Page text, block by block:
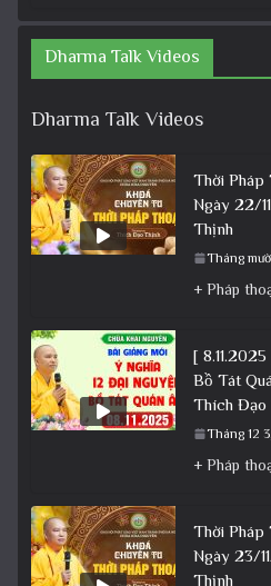
Dharma Talk Videos
Dharma Talk Videos
Thời Pháp
Ngày 22/
Thịnh
Tháng
[
Bồ Tát
Thích Đạo
Tháng 12
Thời Pháp
Ngày 23/
Thịnh